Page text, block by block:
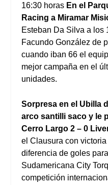
16:30 horas En el
Racing a Miramar
Esteban Da Silva a los
Facundo González de
cuando iban 66 el
mejor campaña en el
unidades.
Sorpresa en el Ubilla
arco santilli saco y le
Cerro Largo 2 – 0
el Clausura con
diferencia de goles
Sudamericana City
competición